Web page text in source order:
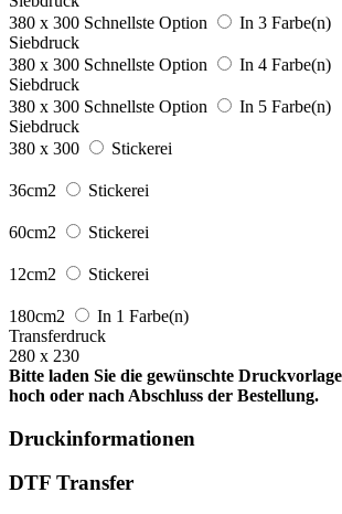
380 x 300 Schnellste Option
In 3 Farbe(n)
Siebdruck
380 x 300 Schnellste Option
In 4 Farbe(n)
Siebdruck
380 x 300 Schnellste Option
In 5 Farbe(n)
Siebdruck
380 x 300
Stickerei
36cm2 Stickerei
60cm2 Stickerei
12cm2 Stickerei
180cm2
In 1 Farbe(n)
Transferdruck
280 x 230
Bitte laden Sie die gewünschte
hoch oder nach Abschluss der Bestellung.
Druckinformationen
DTF Transfer